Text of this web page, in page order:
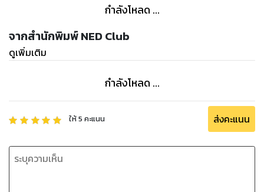
กำลังโหลด ...
จากสำนักพิมพ์ NED Club
ดูเพิ่มเติม
กำลังโหลด ...
ให้5 คะแนน ส่งคะแนน